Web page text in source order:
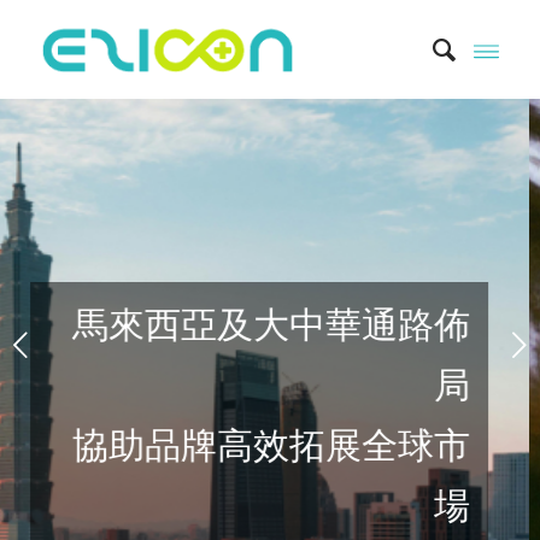
健康零距離
一站式跨境新零售解
案
下一頁